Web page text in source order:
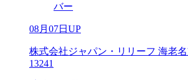
バー
08月07日UP
株式会社ジャパン・リリーフ 海老名
13241